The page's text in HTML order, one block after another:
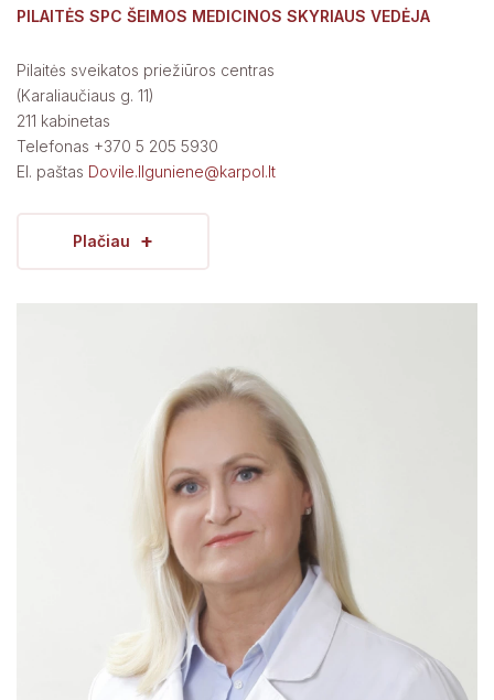
PILAITĖS SPC ŠEIMOS MEDICINOS SKYRIAUS VEDĖJA
Pilaitės sveikatos priežiūros centras
(Karaliaučiaus g. 11)
211 kabinetas
Telefonas +370 5 205 5930
El. paštas Dovile.Ilguniene@karpol.lt
Plačiau +